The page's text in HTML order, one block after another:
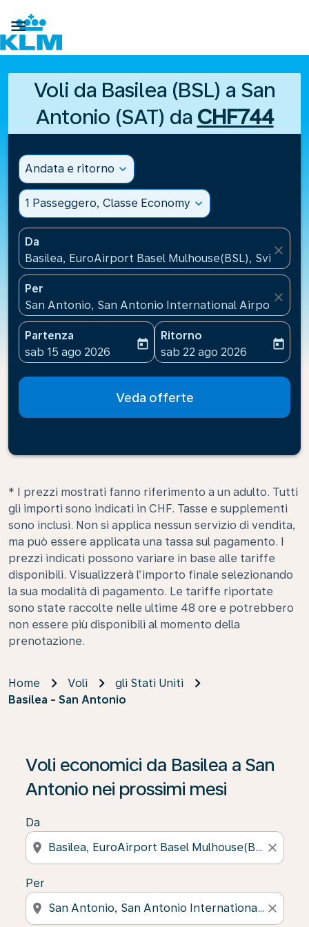

Voli da Basilea (BSL) a San
Antonio (SAT) da CHF744
Andata e ritorno expand_more
1 Passeggero, Classe Economy expand_more
Da
Basilea, EuroAirport Basel Mulhouse(BSL), Svizzera
close
Per
San Antonio, San Antonio International
close
Partenza
fc-booking-departure-date-aria-label
sab 15 ago 2026
today
Ritorno
fc-booking-return-date-
sab 22 ago 2026
today
Veda offerte
* I prezzi mostrati fanno riferimento a un adulto. Tutti
gli importi sono indicati in CHF. Tasse e supplementi
sono inclusi. Non si applica nessun servizio di vendita,
ma può essere applicata una tassa sul pagamento. I
prezzi indicati possono variare in base alle tariffe
disponibili. Visualizzerà l’importo finale selezionando
la sua modalità di pagamento. Le tariffe riportate
sono state raccolte nelle ultime 48 ore e potrebbero
non essere più disponibili al momento della
prenotazione.
Home Voli
gli Stati Uniti
Basilea - San Antonio
Voli economici da Basilea a San
Antonio nei prossimi mesi
Da
location_on close
Per
location_on close